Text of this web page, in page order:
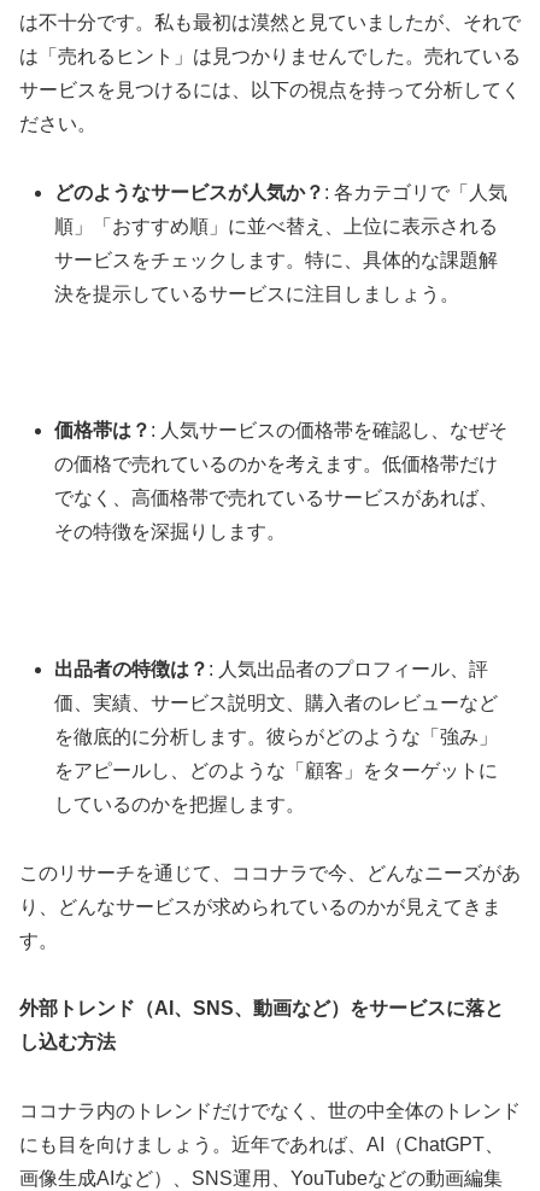
は不十分です。私も最初は漠然と見ていましたが、それで
は「売れるヒント」は見つかりませんでした。売れている
サービスを見つけるには、以下の視点を持って分析してく
ださい。
どのようなサービスが人気か？ : 各カテゴリで「人気
順」「おすすめ順」に並べ替え、上位に表示される
サービスをチェックします。特に、具体的な課題解
決を提示しているサービスに注目しましょう。
価格帯は？ : 人気サービスの価格帯を確認し、なぜそ
の価格で売れているのかを考えます。低価格帯だけ
でなく、高価格帯で売れているサービスがあれば、
その特徴を深掘りします。
出品者の特徴は？ : 人気出品者のプロフィール、評
価、実績、サービス説明文、購入者のレビューなど
を徹底的に分析します。彼らがどのような「強み」
をアピールし、どのような「顧客」をターゲットに
しているのかを把握します。
このリサーチを通じて、ココナラで今、どんなニーズがあ
り、どんなサービスが求められているのかが見えてきま
す。
外部トレンド（AI、SNS、動画など）をサービスに落と
し込む方法
ココナラ内のトレンドだけでなく、世の中全体のトレンド
にも目を向けましょう。近年であれば、AI（ChatGPT、
画像生成AIなど）、SNS運用、YouTubeなどの動画編集